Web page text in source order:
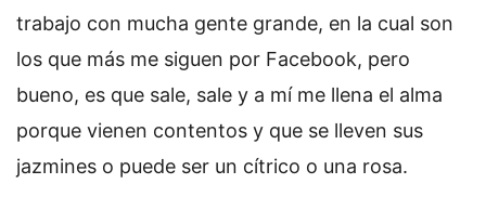
trabajo con mucha gente grande, en la cual son
los que más me siguen por Facebook, pero
bueno, es que sale, sale y a mí me llena el alma
porque vienen contentos y que se lleven sus
jazmines o puede ser un cítrico o una rosa.